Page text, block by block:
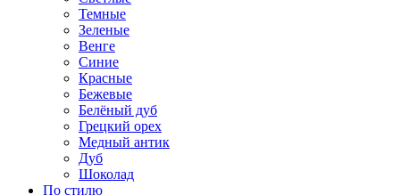
Темные
Зеленые
Венге
Синие
Красные
Бежевые
Белёный дуб
Грецкий орех
Медный антик
Дуб
Шоколад
По стилю